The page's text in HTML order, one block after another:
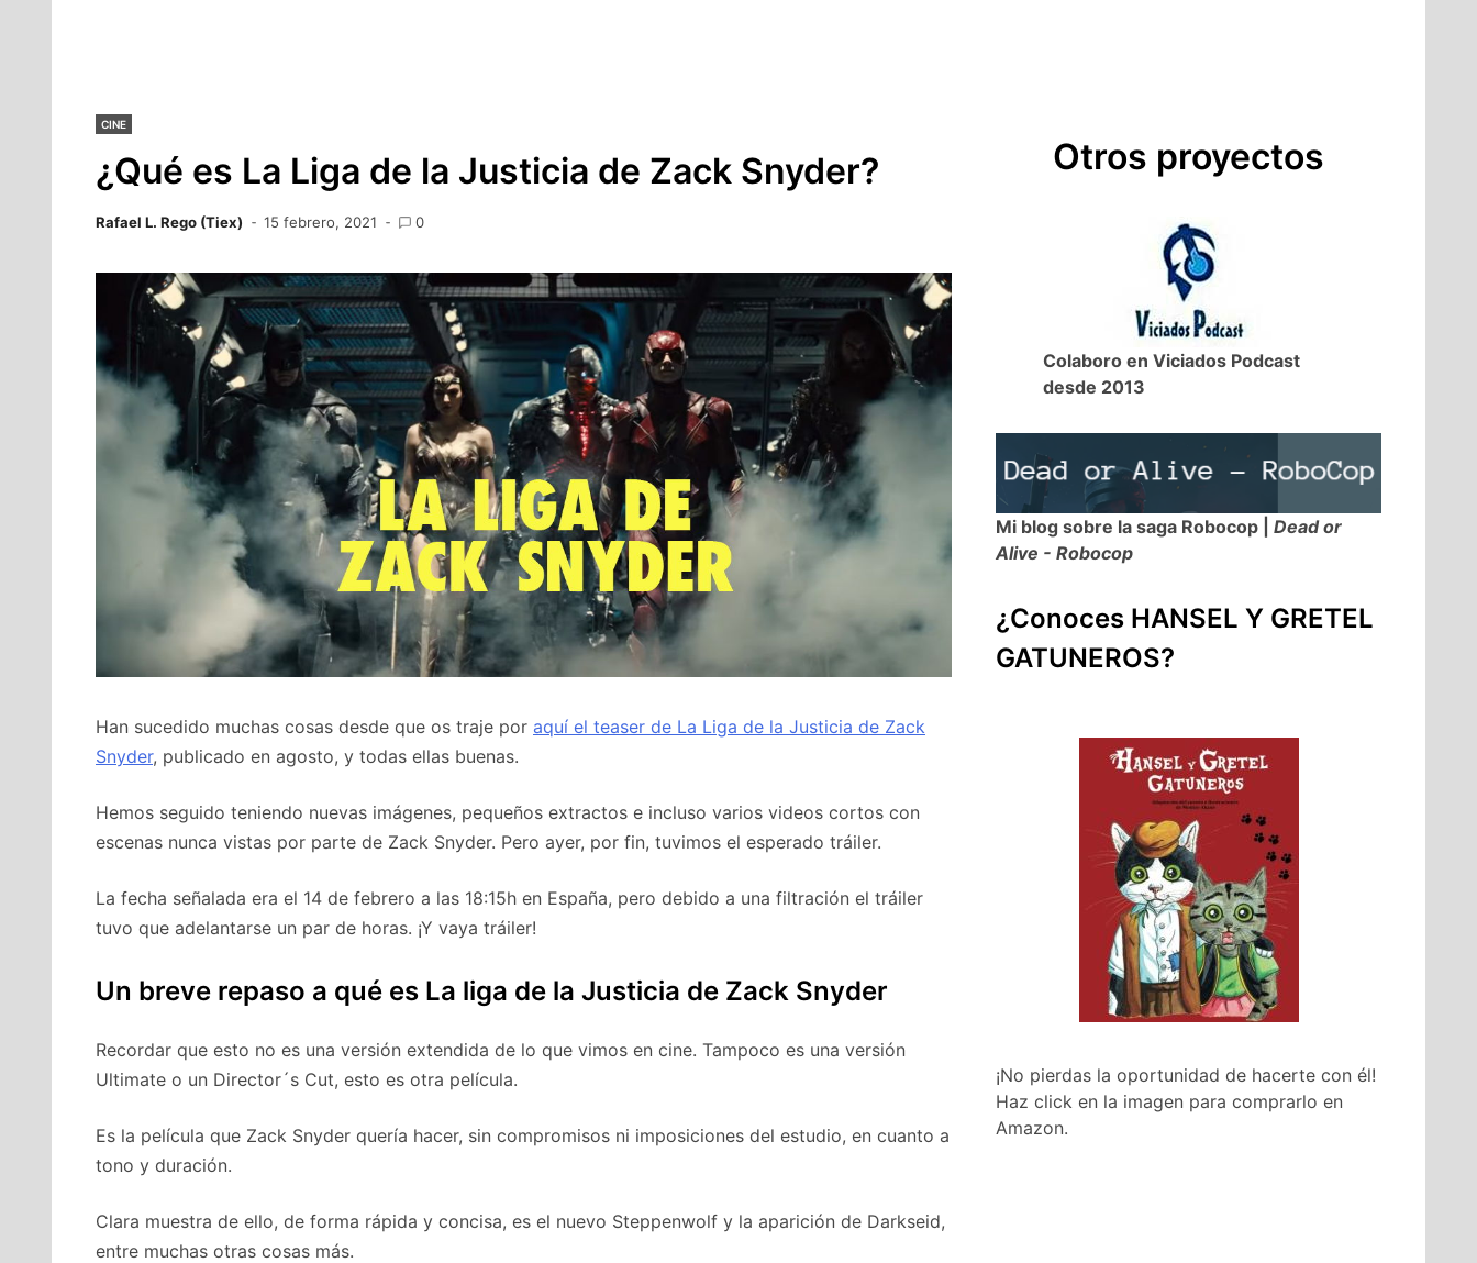
CINE
¿Qué es La Liga de la Justicia de Zack Snyder?
Rafael L. Rego (Tiex) 15 febrero, 2021 0
Han sucedido muchas cosas desde que os traje por aquí el teaser de La Liga de la Justicia de Zack
Snyder, publicado en agosto, y todas ellas buenas.
Hemos seguido teniendo nuevas imágenes, pequeños extractos e incluso varios videos cortos con
escenas nunca vistas por parte de Zack Snyder. Pero ayer, por fin, tuvimos el esperado tráiler.
La fecha señalada era el 14 de febrero a las 18:15h en España, pero debido a una filtración el tráiler
tuvo que adelantarse un par de horas. ¡Y vaya tráiler!
Un breve repaso a qué es La liga de la Justicia de Zack Snyder
Recordar que esto no es una versión extendida de lo que vimos en cine. Tampoco es una versión
Ultimate o un Director´s Cut, esto es otra película.
Es la película que Zack Snyder quería hacer, sin compromisos ni imposiciones del estudio, en cuanto a
tono y duración.
Clara muestra de ello, de forma rápida y concisa, es el nuevo Steppenwolf y la aparición de Darkseid,
entre muchas otras cosas más.
Otros proyectos
Colaboro en Viciados Podcast
desde 2013
Mi blog sobre la saga Robocop | Dead or
Alive - Robocop
¿Conoces HANSEL Y GRETEL
GATUNEROS?
¡No pierdas la oportunidad de hacerte con él!
Haz click en la imagen para comprarlo en
Amazon.